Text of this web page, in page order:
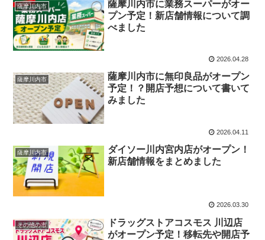
薩摩川内市
薩摩川内市に業務スーパーがオー
プン予定！新店舗情報について調
べました
2026.04.28
薩摩川内市
薩摩川内市に無印良品がオープン
予定！？開店予想について書いて
みました
2026.04.11
薩摩川内市
ダイソー川内宮内店がオープン！
新店舗情報をまとめました
2026.03.30
その他の市
ドラッグストアコスモス 川辺店
がオープン予定！移転先や開店予